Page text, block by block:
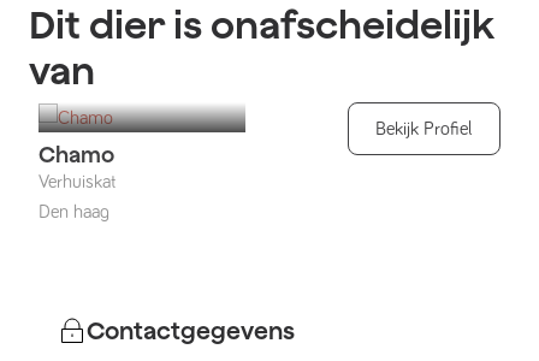
Dit dier is onafscheidelijk
van
Chamo
Verhuiskat
Den haag
Bekijk Profiel
Contactgegevens